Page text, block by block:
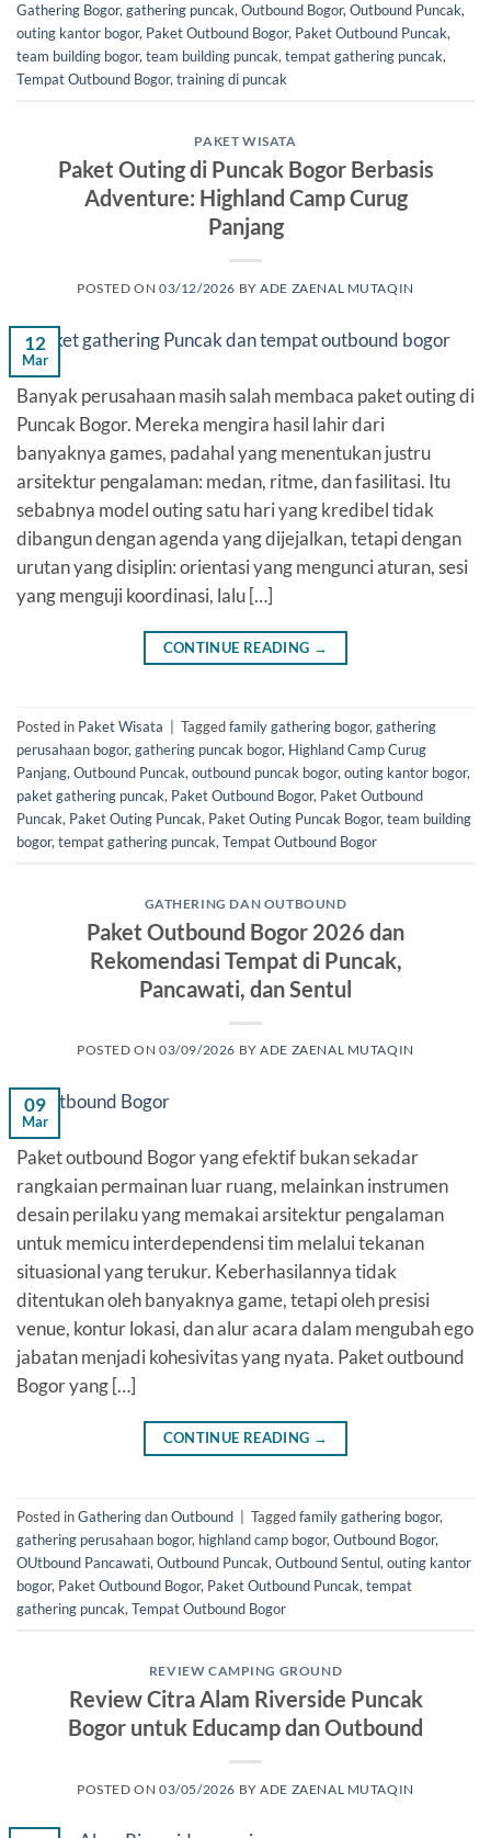
Gathering Bogor,gathering puncak,Outbound Bogor,Outbound Puncak,
outing kantor bogor, Paket Outbound Bogor, Paket Outbound Puncak,
team building bogor,team building puncak,tempat gathering puncak,
Tempat Outbound Bogor,training di puncak
PAKET WISATA
Paket Outing di Puncak Bogor Berbasis
Adventure: Highland Camp Curug
Panjang
POSTED ON03/12/2026 BYADE ZAENAL MUTAQIN
12
Mar
Banyak perusahaan masih salah membaca paket outing di
Puncak Bogor. Mereka mengira hasil lahir dari
banyaknya games, padahal yang menentukan justru
arsitektur pengalaman: medan, ritme, dan fasilitasi. Itu
sebabnya model outing satu hari yang kredibel tidak
dibangun dengan agenda yang dijejalkan, tetapi dengan
urutan yang disiplin: orientasi yang mengunci aturan, sesi
yang menguji koordinasi, lalu […]
CONTINUE READING →
Posted in Paket Wisata Taggedfamily gathering bogor, gathering
perusahaan bogor, gathering puncak bogor, Highland Camp Curug
Panjang, Outbound Puncak, outbound puncak bogor, outing kantor bogor,
paket gathering puncak, Paket Outbound Bogor, Paket Outbound
Puncak, Paket Outing Puncak, Paket Outing Puncak Bogor, team building
bogor, tempat gathering puncak, Tempat Outbound Bogor
GATHERING DAN OUTBOUND
Paket Outbound Bogor 2026 dan
Rekomendasi Tempat di Puncak,
Pancawati, dan Sentul
POSTED ON03/09/2026 BYADE ZAENAL MUTAQIN
09
Mar
Paket outbound Bogor yang efektif bukan sekadar
rangkaian permainan luar ruang, melainkan instrumen
desain perilaku yang memakai arsitektur pengalaman
untuk memicu interdependensi tim melalui tekanan
situasional yang terukur. Keberhasilannya tidak
ditentukan oleh banyaknya game, tetapi oleh presisi
venue, kontur lokasi, dan alur acara dalam mengubah ego
jabatan menjadi kohesivitas yang nyata. Paket outbound
Bogor yang […]
CONTINUE READING →
Posted inGathering dan Outbound Taggedfamily gathering bogor,
gathering perusahaan bogor, highland camp bogor,Outbound Bogor,
OUtbound Pancawati,Outbound Puncak,Outbound Sentul,outing kantor
bogor, Paket Outbound Bogor, Paket Outbound Puncak,tempat
gathering puncak,Tempat Outbound Bogor
REVIEW CAMPING GROUND
Review Citra Alam Riverside Puncak
Bogor untuk Educamp dan Outbound
POSTED ON03/05/2026 BYADE ZAENAL MUTAQIN